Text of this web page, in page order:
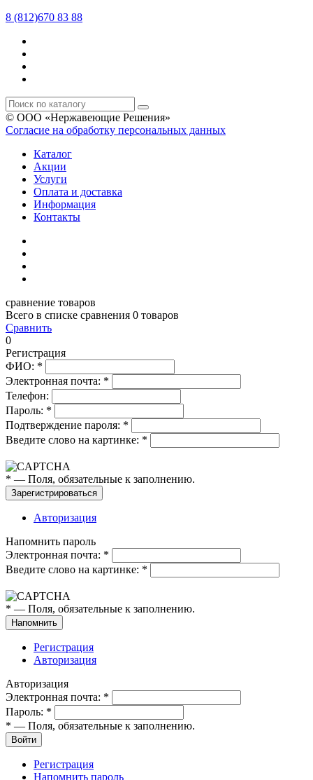
8 (812)670 83 88
© ООО «Нержавеющие Решения»
Согласие на обработку персональных данных
Каталог
Акции
Услуги
Оплата и доставка
Информация
Контакты
сравнение товаров
Всего в списке сравнения 0 товаров
Сравнить
0
Регистрация
ФИО: *
Электронная почта: *
Телефон:
Пароль: *
Подтверждение пароля: *
Введите слово на картинке: *
* — Поля, обязательные к заполнению.
Авторизация
Напомнить пароль
Электронная почта: *
Введите слово на картинке: *
* — Поля, обязательные к заполнению.
Регистрация
Авторизация
Авторизация
Электронная почта: *
Пароль: *
* — Поля, обязательные к заполнению.
Регистрация
Напомнить пароль